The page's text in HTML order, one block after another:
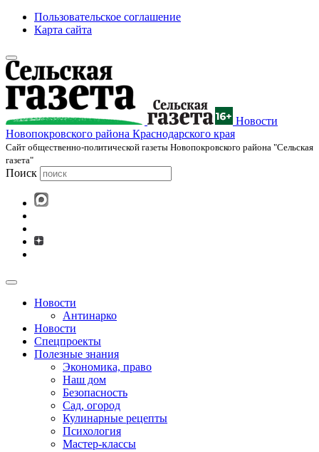
Пользовательское соглашение
Карта сайта
Новости
Новопокровского района Краснодарского края
Cайт общественно-политической газеты Новопокровского района "Сельская
газета"
Поиск
Новости
Антинарко
Новости
Спецпроекты
Полезные знания
Экономика, право
Наш дом
Безопасность
Сад, огород
Кулинарные рецепты
Психология
Мастер-классы